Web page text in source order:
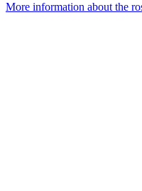
More information about the